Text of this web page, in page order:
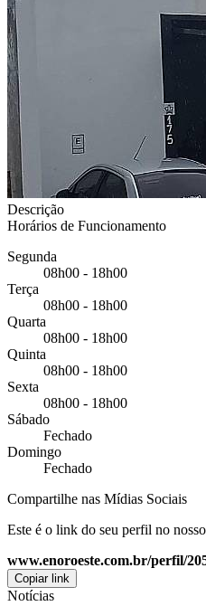
Descrição
Horários de Funcionamento
Segunda
08h00 - 18h00
Terça
08h00 - 18h00
Quarta
08h00 - 18h00
Quinta
08h00 - 18h00
Sexta
08h00 - 18h00
Sábado
Fechado
Domingo
Fechado
Compartilhe nas Mídias Sociais
Este é o link do seu perfil no
www.enoroeste.com.br/perfil/
Copiar link
Notícias